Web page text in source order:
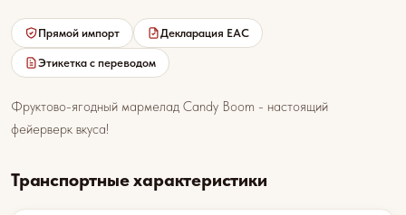
Прямой импорт Декларация EAC
Этикетка с переводом
Фруктово-ягодный мармелад Candy Boom - настоящий
фейерверк вкуса!
Транспортные характеристики